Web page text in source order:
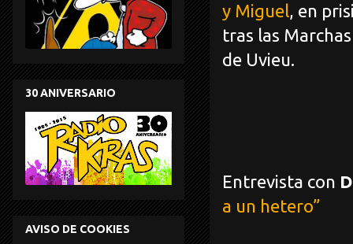
y Miguel, en
tras las
de Uvieu.
Entrevista con
a un hetero”
30 ANIVERSARIO
AVISO DE COOKIES